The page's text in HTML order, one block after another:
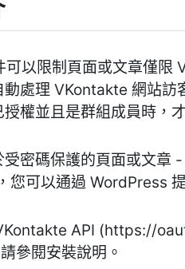
以限制頁面或文章僅限
動處理 VKontakte 網站訪
授權並且是群組成員時，
受密碼保護的頁面或文章
您可以通過 WordPress
API (https://
參閱安裝說明。